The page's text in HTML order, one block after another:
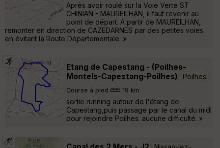
Après avoir roulé sur la Voie Verte ST
CHINIAN - MAUREILHAN, il faut revenir au
point de départ. A partir de MAUREILHAN,
remonter en direction de CAZEDARNES par des petites voies
en évitant la Route Départementale. »
Etang de Capestang - (Poilhes-
Montels-Capestang-Poilhes)
Poilhes
Course à pied 19 km
sortie running autour de l'étang de
Capestang,puis passage par le canal du midi
pour rejoindre Poilhes. aucune difficulté. »